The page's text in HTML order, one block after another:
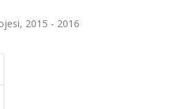
2015 - 2016